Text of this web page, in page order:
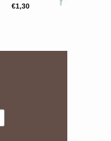
€1,30